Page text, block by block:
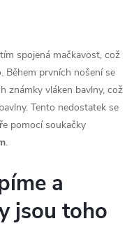
spojená mačkavost, což
Během prvních nošení se
známky vláken bavlny, což
Tento nedostatek se
pomocí soukačky
.
a
jsou toho